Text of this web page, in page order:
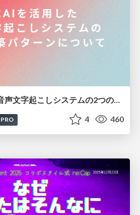
生成AIを活用した音声文字起こしシステムの2つの構築パターンについて
PRO 4 460